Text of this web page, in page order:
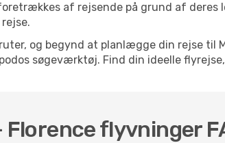
af rejsende på grund af
og begynd at planlægge din rejse til
søgeværktøj. Find din ideelle
Florence flyvninger